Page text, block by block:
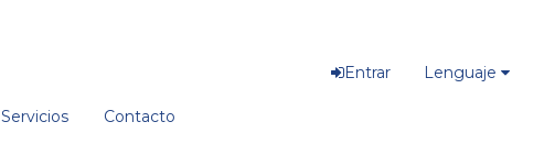
Servicios Contacto
Entrar Lenguaje